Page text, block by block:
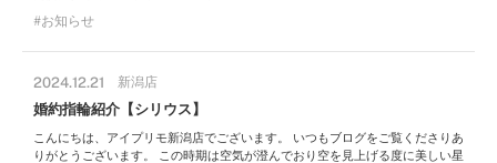
お知らせ
2024.12.21 新潟店
婚約指輪紹介【シリウス】
こんにちは、アイプリモ新潟店でございます。 いつもブログをご覧くださりあ
りがとうございます。 この時期は空気が澄んでおり空を見上げる度に美しい星